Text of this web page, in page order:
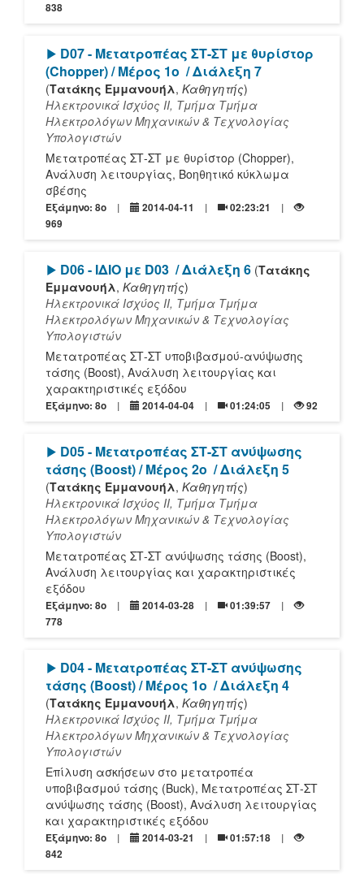
838
[Play]
D07 - Μετατροπέας ΣΤ-ΣΤ με θυρίστορ
(Chopper) / Μέρος 1ο / Διάλεξη 7
(Τατάκης Εμμανουήλ, Καθηγητής)
Ηλεκτρονικά Ισχύος ΙΙ, Τμήμα Τμήμα
Ηλεκτρολόγων Μηχανικών & Τεχνολογίας
Υπολογιστών
Μετατροπέας ΣΤ-ΣΤ με θυρίστορ (Chopper),
Ανάλυση λειτουργίας, Βοηθητικό κύκλωμα
σβέσης
Εξάμηνο: 8o 2014-04-11
02:23:21
969
[Play]
D06 - ΙΔΙΟ με D03 / Διάλεξη 6 (Τατάκης
Εμμανουήλ, Καθηγητής)
Ηλεκτρονικά Ισχύος ΙΙ, Τμήμα Τμήμα
Ηλεκτρολόγων Μηχανικών & Τεχνολογίας
Υπολογιστών
Μετατροπέας ΣΤ-ΣΤ υποβιβασμού-ανύψωσης
τάσης (Boost), Ανάλυση λειτουργίας και
χαρακτηριστικές εξόδου
Εξάμηνο: 8o 2014-04-04 01:24:05 92
[Play]
D05 - Μετατροπέας ΣΤ-ΣΤ ανύψωσης
τάσης (Boost) / Μέρος 2ο / Διάλεξη 5
(Τατάκης Εμμανουήλ, Καθηγητής)
Ηλεκτρονικά Ισχύος ΙΙ, Τμήμα Τμήμα
Ηλεκτρολόγων Μηχανικών & Τεχνολογίας
Υπολογιστών
Μετατροπέας ΣΤ-ΣΤ ανύψωσης τάσης (Boost),
Ανάλυση λειτουργίας και χαρακτηριστικές
εξόδου
Εξάμηνο: 8o 2014-03-28
01:39:57
778
[Play]
D04 - Μετατροπέας ΣΤ-ΣΤ ανύψωσης
τάσης (Boost) / Μέρος 1ο / Διάλεξη 4
(Τατάκης Εμμανουήλ, Καθηγητής)
Ηλεκτρονικά Ισχύος ΙΙ, Τμήμα Τμήμα
Ηλεκτρολόγων Μηχανικών & Τεχνολογίας
Υπολογιστών
Επίλυση ασκήσεων στο μετατροπέα
υποβιβασμού τάσης (Buck), Μετατροπέας ΣΤ-ΣΤ
ανύψωσης τάσης (Boost), Ανάλυση λειτουργίας
και χαρακτηριστικές εξόδου
Εξάμηνο: 8o 2014-03-21
01:57:18
842